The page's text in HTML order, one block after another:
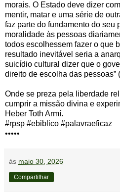
morais. O Estado deve dizer
mentir, matar e uma série de
faz parte do fundamento do seu
moralidade às pessoas
todos escolhessem fazer o que
resultado inevitável seria a
suicídio cultural dizer que o
direito de escolha das pessoas”
Onde se preza pela liberdade
cumprir a missão divina e
Heber Toth Armí.
#rpsp #ebiblico #palavraeficaz
•••••
às maio 30, 2026
Compartilhar